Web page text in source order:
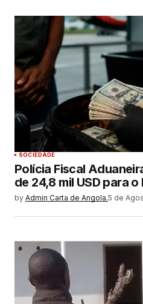
SOCIEDADE
Polícia Fiscal
de 24,8 mil USD para o
by Admin Carta de Angola.5 de